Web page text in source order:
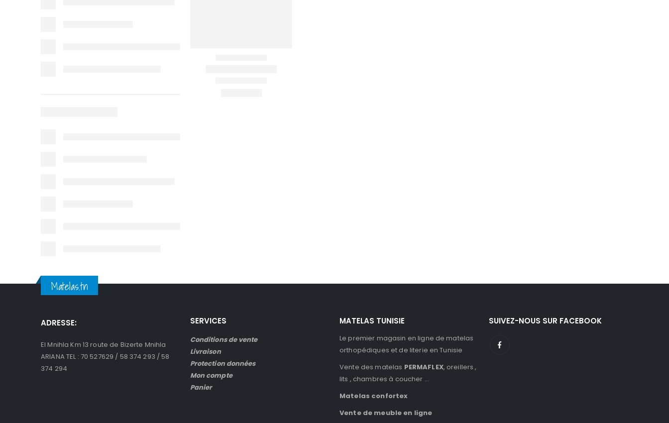
Matelas.tn
ADRESSE:
El Mnihla Km 13 route de Bizerte Mnihla
ARIANA TEL : 70 527629 / 58 374 293 / 58
374 294
SERVICES
Conditions de vente
Livraison
Protection données
Mon compte
Panier
MATELAS TUNISIE
Le premier magasin en ligne de matelas
orthopédiques et de literie en Tunisie
Vente des matelas PERMAFLEX, oreillers ,
lits , chambres à coucher …
Matelas confortex
Vente de meuble en ligne
SUIVEZ-NOUS SUR FACEBOOK